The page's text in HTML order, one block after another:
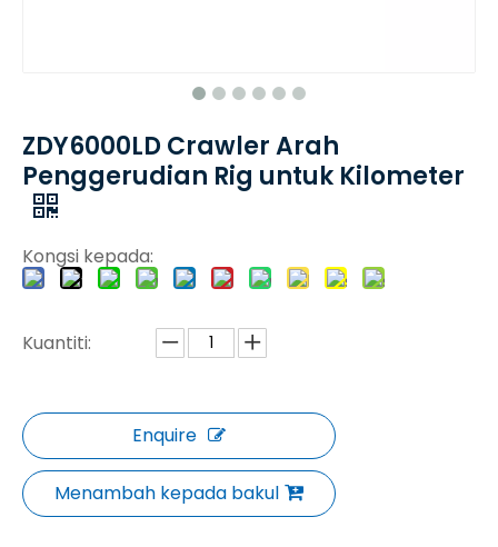
ZDY6000LD Crawler Arah
Penggerudian Rig untuk Kilometer
Kongsi kepada:
Kuantiti:
Enquire
Menambah kepada bakul